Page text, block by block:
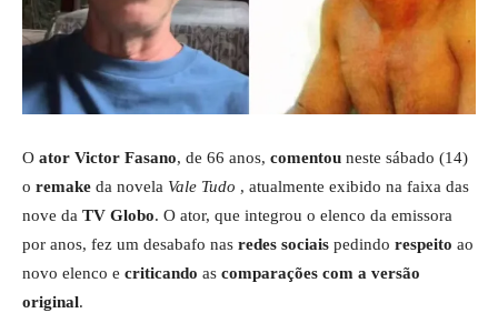
O ator Victor Fasano, de 66 anos, comentou neste sábado (14)
o remake da novela Vale Tudo , atualmente exibido na faixa das
nove da TV Globo. O ator, que integrou o elenco da emissora
por anos, fez um desabafo nas redes sociais pedindo respeito ao
novo elenco e criticando as comparações com a versão
original.